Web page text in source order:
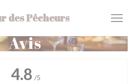
des Pêcheurs
Avis
4.8 /5